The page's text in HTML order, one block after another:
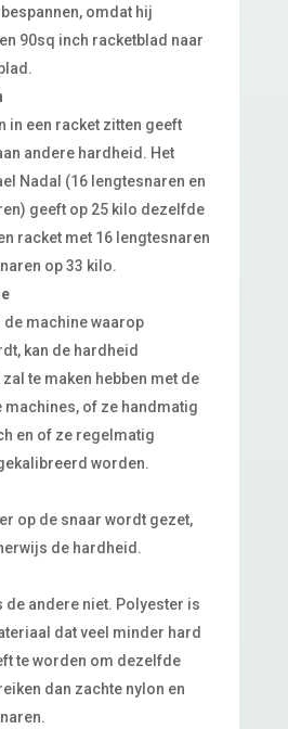
omdat hij
90sq inch racketblad naar
in een racket zitten geeft
andere hardheid. Het
Nadal (16 lengtesnaren en
geeft op 25 kilo dezelfde
racket met 16 lengtesnaren
op 33 kilo.
de machine waarop
kan de hardheid
te maken hebben met de
machines, of ze handmatig
en of ze regelmatig
worden.
er op de snaar wordt gezet,
de hardheid.
de andere niet. Polyester is
dat veel minder hard
te worden om dezelfde
dan zachte nylon en